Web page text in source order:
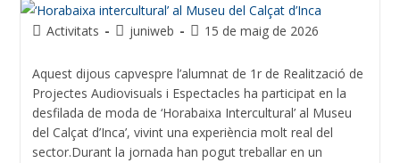
Activitats juniweb 15 de maig de 2026
Aquest dijous capvespre l’alumnat de 1r de Realització de
Projectes Audiovisuals i Espectacles ha participat en la
desfilada de moda de ‘Horabaixa Intercultural’ al Museu
del Calçat d’Inca’, vivint una experiència molt real del
sector.Durant la jornada han pogut treballar en un